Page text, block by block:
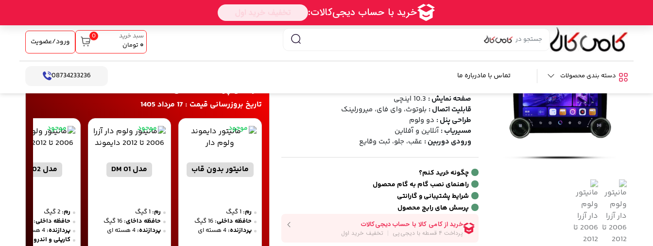
0
۰ تومان
سبد خرید
ورود/عضویت
دسته بندی محصولات تماس با مادرباره ما 08734233236
/ مانیتور ولوم دار آزرا 2006 تا 2012 دایموند
صفحه نمایش : 10.3 اینچی
قابلیت اتصال : بلوتوث، وای فای، میرورلینک
طراحی پنل : دو ولوم
مسیریاب : آنلاین و آفلاین
ورودی دوربین : عقب، جلو، ثبت وقایع
چگونه خرید کنم؟
راهنمای نصب گام به گام محصول
شرایط پشتیبانی و گارانتی
پرسش های رایج محصول
تاریخ بروزرسانی قیمت : 17 مرداد 1405
موجود
مانیتور بدون قاب
رم: 1 گیگ
حافظه داخلی: 16 گیگ
پردازنده: 4 هسته ای
موجود
مدل DM 01
رم:
حافظه داخای:
پردازنده:
موجود
مدل DM 02
رم: 2 گیگ
حافظه داخلی:
پردازنده: 4 هسته ای
کارپلی و اندرویداتو